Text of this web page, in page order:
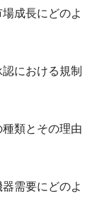
成長にどのよ
における規制
類とその理由
需要にどのよ